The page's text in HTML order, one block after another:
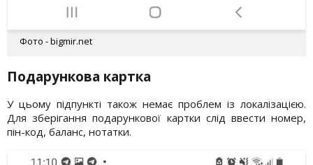
Фото - bigmir.net
Подарункова картка
У цьому підпункті також немає проблем із локалізацією.
Для зберігання подарункової картки слід ввести номер,
пін-код, баланс, нотатки.